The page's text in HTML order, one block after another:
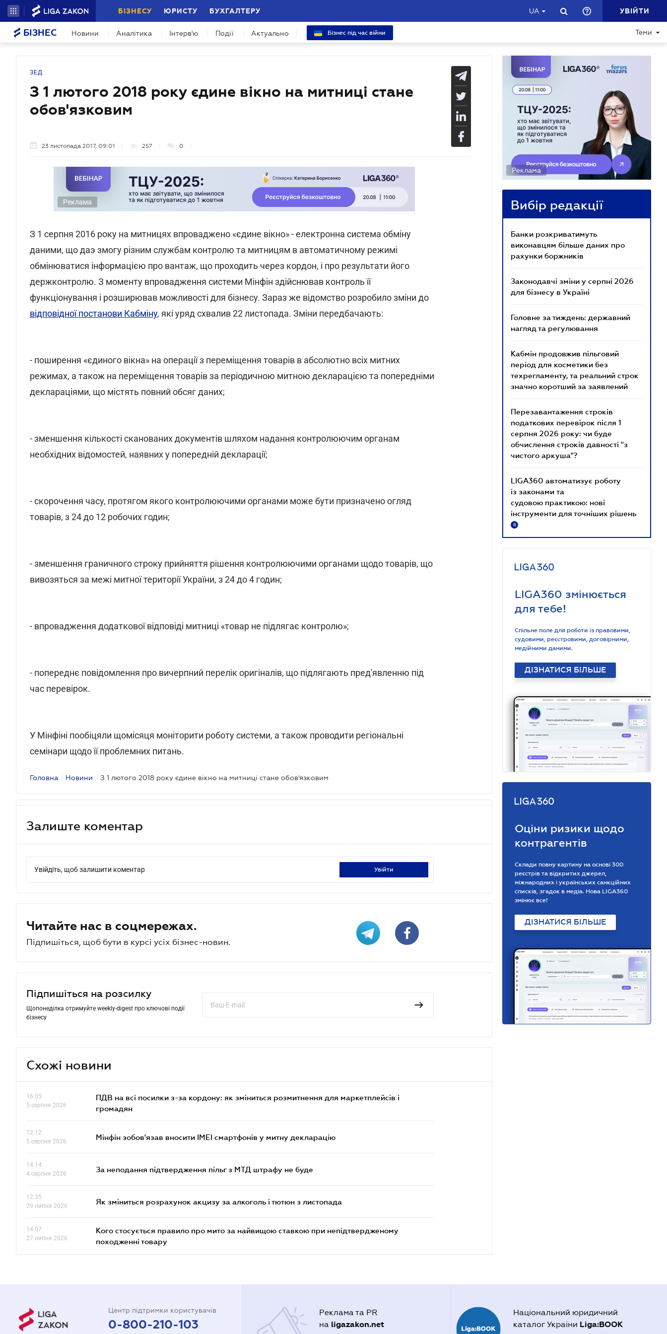
БІЗНЕСУ ЮРИСТУ БУХГАЛТЕРУ UA УВІЙТИ
БІЗНЕС Новини Аналітика Інтерв'ю Події Актуально Бізнес під час війни Теми
ЗЕД
З 1 лютого 2018 року єдине вікно на митниці стане
обов'язковим
23 листопада 2017, 09:01 257 0
Реклама
З 1 серпня 2016 року на митницях впроваджено «єдине вікно» - електронна система обміну
даними, що даэ змогу різним службам контролю та митницям в автоматичному режимі
обмінюватися інформацією про вантаж, що проходить через кордон, і про результати його
держконтролю. З моменту впровадження системи Мінфін здійснював контроль її
функціонування і розширював можливості для бізнесу. Зараз же відомство розробило зміни до
відповідної постанови Кабміну, які уряд схвалив 22 листопада. Зміни передбачають:
- поширення «єдиного вікна» на операції з переміщення товарів в абсолютно всіх митних
режимах, а також на переміщення товарів за періодичною митною декларацією та попередніми
деклараціями, що містять повний обсяг даних;
- зменшення кількості сканованих документів шляхом надання контролюючим органам
необхідних відомостей, наявних у попередній декларації;
- скорочення часу, протягом якого контролюючими органами може бути призначено огляд
товарів, з 24 до 12 робочих годин;
- зменшення граничного строку прийняття рішення контролюючими органами щодо товарів, що
вивозяться за межі митної території України, з 24 до 4 годин;
- впровадження додаткової відповіді митниці «товар не підлягає контролю»;
- попереднє повідомлення про вичерпний перелік оригіналів, що підлягають пред'явленню під
час перевірок.
У Мінфіні пообіцяли щомісяця моніторити роботу системи, а також проводити регіональні
семінари щодо її проблемних питань.
Головна / Новини / З 1 лютого 2018 року єдине вікно на митниці стане обов'язковим
Залиште коментар
Увійдіть, щоб залишити коментар увійти
Читайте нас в соцмережах.
Підпишіться, щоб бути в курсі усіх бізнес-новин.
Підпишіться на розсилку
Щопонеділка отримуйте weekly-digest про ключові події
бізнесу
Схожі новини
16.05
5 серпня 2026
ПДВ на всі посилки з-за кордону: як зміниться розмитнення для маркетплейсів і
громадян
12.12
5 серпня 2026
Мінфін зобов'язав вносити IMEI смартфонів у митну декларацію
14.14
4 серпня 2026
За неподання підтвердження пільг з МТД штрафу не буде
12.35
29 липня 2026
Як зміниться розрахунок акцизу за алкоголь і тютюн з листопада
14.07
27 липня 2026
Кого стосується правило про мито за найвищою ставкою при непідтвердженому
походженні товару
Реклама
Вибір редакції
Банки розкриватимуть
виконавцям більше даних про
рахунки боржників
Законодавчі зміни у серпні 2026
для бізнесу в Україні
Головне за тиждень: державний
нагляд та регулювання
Кабмін продовжив пільговий
період для косметики без
техрегламенту, та реальний строк
значно коротший за заявлений
Перезавантаження строків
податкових перевірок після 1
серпня 2026 року: чи буде
обчислення строків давності "з
чистого аркуша"?
LIGA360 автоматизує роботу
із законами та
судовою практикою: нові
інструменти для точніших рішень
R
LIGA360 змінюється
для тебе!
Спільне поле для роботи із правовими,
судовими, реєстровими, договірними,
медійними даними.
ДІЗНАТИСЯ БІЛЬШЕ
Оціни ризики щодо
контрагентів
Склади повну картину на основі 300
реєстрів та відкритих джерел,
міжнародних і українських санкційних
списків, згадок в медіа. Нова LIGA360
змінює все!
ДІЗНАТИСЯ БІЛЬШЕ
Центр підтримки користувачів
0-800-210-103
Реклама та PR
на ligazakon.net
Національний юридичний
каталог України Liga:BOOK